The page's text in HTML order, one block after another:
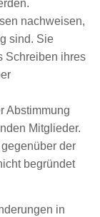
nachweisen,
sind. Sie
Schreiben ihres
Abstimmung
Mitglieder.
der
begründet
in